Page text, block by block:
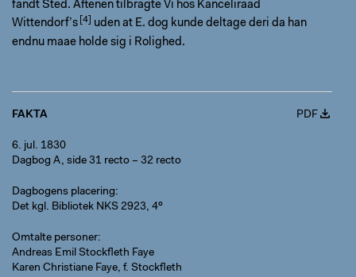
fandt Sted. Aftenen tilbragte Vi hos Kanceliraad
Wittendorf’s
uden at E. dog kunde deltage deri da han
endnu maae holde sig i Rolighed.
FAKTA PDF
6. jul. 1830
Dagbog A, side 31 recto – 32 recto
Dagbogens placering
Det kgl. Bibliotek NKS 2923, 4º
Omtalte personer
Andreas Emil Stockfleth Faye
Karen Christiane Faye, f. Stockfleth